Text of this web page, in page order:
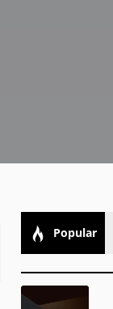
Popular